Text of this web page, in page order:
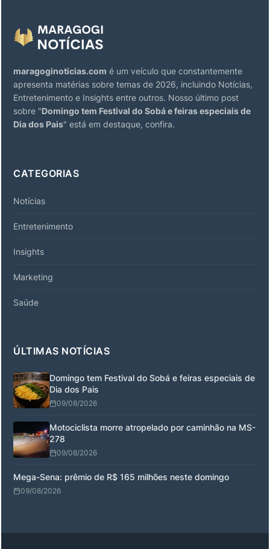
maragoginoticias.com é um veículo que constantemente
apresenta matérias sobre temas de 2026, incluindo Notícias,
Entretenimento e Insights entre outros. Nosso último post
sobre "Domingo tem Festival do Sobá e feiras especiais de
Dia dos Pais" está em destaque, confira.
CATEGORIAS
Notícias
Entretenimento
Insights
Marketing
Saúde
ÚLTIMAS NOTÍCIAS
Domingo tem Festival do Sobá e feiras especiais de
Dia dos Pais
09/08/2026
Motociclista morre atropelado por caminhão na MS-
278
09/08/2026
Mega-Sena: prêmio de R$ 165 milhões neste domingo
09/08/2026